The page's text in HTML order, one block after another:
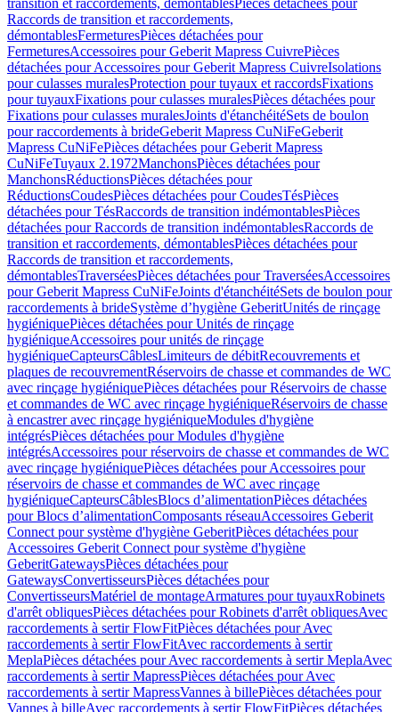
transition et raccordements, démontablesPièces détachées pour
Raccords de transition et raccordements,
démontablesFermeturesPièces détachées pour
FermeturesAccessoires pour Geberit Mapress CuivrePièces
détachées pour Accessoires pour Geberit Mapress CuivreIsolations
pour culasses muralesProtection pour tuyaux et raccordsFixations
pour tuyauxFixations pour culasses muralesPièces détachées pour
Fixations pour culasses muralesJoints d'étanchéitéSets de boulon
pour raccordements à brideGeberit Mapress CuNiFeGeberit
Mapress CuNiFePièces détachées pour Geberit Mapress
CuNiFeTuyaux 2.1972ManchonsPièces détachées pour
ManchonsRéductionsPièces détachées pour
RéductionsCoudesPièces détachées pour CoudesTésPièces
détachées pour TésRaccords de transition indémontablesPièces
détachées pour Raccords de transition indémontablesRaccords de
transition et raccordements, démontablesPièces détachées pour
Raccords de transition et raccordements,
démontablesTraverséesPièces détachées pour TraverséesAccessoires
pour Geberit Mapress CuNiFeJoints d'étanchéitéSets de boulon pour
raccordements à brideSystème d’hygiène GeberitUnités de rinçage
hygiéniquePièces détachées pour Unités de rinçage
hygiéniqueAccessoires pour unités de rinçage
hygiéniqueCapteursCâblesLimiteurs de débitRecouvrements et
plaques de recouvrementRéservoirs de chasse et commandes de WC
avec rinçage hygiéniquePièces détachées pour Réservoirs de chasse
et commandes de WC avec rinçage hygiéniqueRéservoirs de chasse
à encastrer avec rinçage hygiéniqueModules d'hygiène
intégrésPièces détachées pour Modules d'hygiène
intégrésAccessoires pour réservoirs de chasse et commandes de WC
avec rinçage hygiéniquePièces détachées pour Accessoires pour
réservoirs de chasse et commandes de WC avec rinçage
hygiéniqueCapteursCâblesBlocs d’alimentationPièces détachées
pour Blocs d’alimentationComposants réseauAccessoires Geberit
Connect pour système d'hygiène GeberitPièces détachées pour
Accessoires Geberit Connect pour système d'hygiène
GeberitGatewaysPièces détachées pour
GatewaysConvertisseursPièces détachées pour
ConvertisseursMatériel de montageArmatures pour tuyauxRobinets
d'arrêt obliquesPièces détachées pour Robinets d'arrêt obliquesAvec
raccordements à sertir FlowFitPièces détachées pour Avec
raccordements à sertir FlowFitAvec raccordements à sertir
MeplaPièces détachées pour Avec raccordements à sertir MeplaAvec
raccordements à sertir MapressPièces détachées pour Avec
raccordements à sertir MapressVannes à billePièces détachées pour
Vannes à billeAvec raccordements à sertir FlowFitPièces détachées